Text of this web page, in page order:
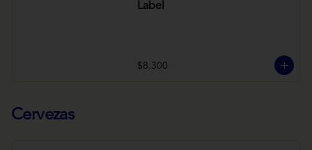
Label
$8.300
Cervezas